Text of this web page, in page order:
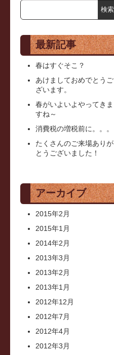
最新記事
春はすぐそこ？
あけましておめでとうご
ざいます。
春がいよいよやってきま
すね～
消費税の増税前に。。。
たくさんのご来場ありが
とうございました！
アーカイブ
2015年2月
2015年1月
2014年2月
2013年3月
2013年2月
2013年1月
2012年12月
2012年7月
2012年4月
2012年3月